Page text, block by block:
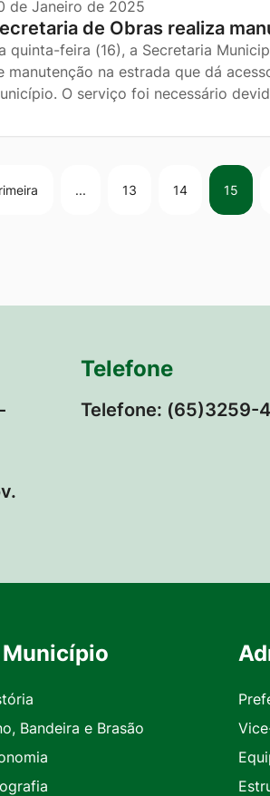
de Janeiro de 2025
de Obras realiza
quinta-feira (16), a Secretaria
manutenção na estrada que dá
O serviço foi necessário
... 13 14 15
Telefone
Telefone: (65)3259-
Município
Bandeira e Brasão